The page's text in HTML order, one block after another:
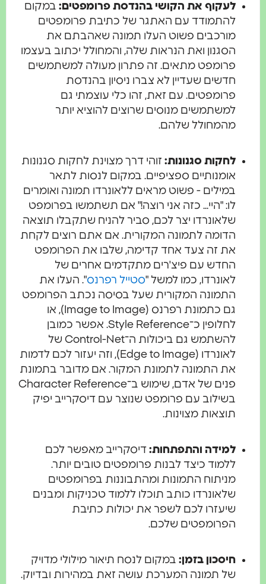
לעקוף את הקושי בהנדסת פרומפטים:במקום
להתמודד עם האתגר של כתיבת פרומפטים
מורכבים פשוט העלו תמונה שאהבתם את
הסגנון ואת הנראות שלה, והמחולל יכתוב בעצמו
פרומפט מתאים. זה פתרון מעולה למשתמשים
חדשים שעדיין לא צברו ניסיון בהנדסת
פרומפטים. עם זאת, זהו כלי עוצמתי גם
למשתמשים מנוסים שרוצים להוציא יותר
מהמחולל שלהם.
לחקות סגנונות:זוהי דרך מצוינת לחקות סגנונות
אומנותיים ספציפיים. במקום לנסות לתאר
במילים - פשוט מראים ללאונרדו תמונה ואומרים
לו: "היי... כזה אני רוצה!" אם תשתמשו בפרומפט
שלאונרדו יצר לכם, סביר להניח שתקבלו תוצאה
הדומה לתמונה המקורית. אם אתם רוצים לקחת
את זה צעד אחד קדימה, שלבו את הפרומפט
החדש עם פיצ'רים מתקדמים אחרים של
לאונרדו, כמו למשל "סטייל רפרנס". העלו את
התמונה המקורית שעל בסיסה נכתב הפרומפט
גם כתמונת רפרנס (Image to Image), או
לחלופין כ־Style Reference. אפשר כמובן
להשתמש גם ביכולות ה־Control-Net של
לאונרדו (Edge to Image), וזה יעזור לכם לדמות
את התמונה לתמונת המקור. אם מדובר בתמונת
פנים של אדם, שימוש ב־Character Reference
בשילוב עם פרומפט שנוצר עם דיסקרייב יפיק
תוצאות מצוינות.
למידה והתפתחות:דיסקרייב מאפשר לכם
ללמוד כיצד לבנות פרומפטים טובים יותר.
מניתוח התמונות ומהתבוננות בפרומפטים
שלאונרדו כותב תוכלו ללמוד טכניקות ומבנים
שיעזרו לכם לשפר את יכולות כתיבת
הפרומפטים שלכם.
חיסכון בזמן:במקום לנסח תיאור מילולי מדויק
של תמונה המערכת עושה זאת במהירות ובדיוק.